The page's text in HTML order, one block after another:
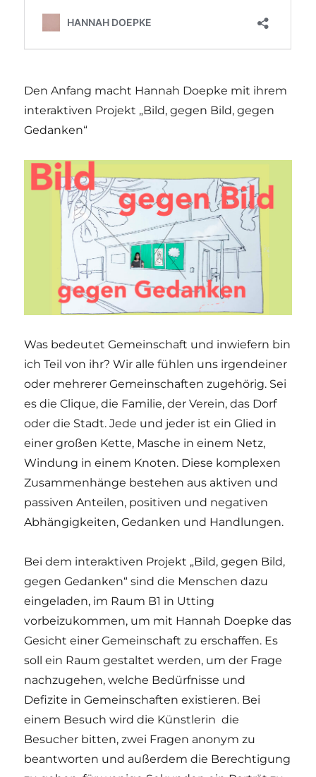
Den Anfang macht Hannah Doepke mit ihrem
interaktiven Projekt „Bild, gegen Bild, gegen
Gedanken“
Was bedeutet Gemeinschaft und inwiefern bin
ich Teil von ihr? Wir alle fühlen uns irgendeiner
oder mehrerer Gemeinschaften zugehörig. Sei
es die Clique, die Familie, der Verein, das Dorf
oder die Stadt. Jede und jeder ist ein Glied in
einer großen Kette, Masche in einem Netz,
Windung in einem Knoten. Diese komplexen
Zusammenhänge bestehen aus aktiven und
passiven Anteilen, positiven und negativen
Abhängigkeiten, Gedanken und Handlungen.
Bei dem interaktiven Projekt „Bild, gegen Bild,
gegen Gedanken“ sind die Menschen dazu
eingeladen, im Raum B1 in Utting
vorbeizukommen, um mit Hannah Doepke das
Gesicht einer Gemeinschaft zu erschaffen. Es
soll ein Raum gestaltet werden, um der Frage
nachzugehen, welche Bedürfnisse und
Defizite in Gemeinschaften existieren. Bei
einem Besuch wird die Künstlerin die
Besucher bitten, zwei Fragen anonym zu
beantworten und außerdem die Berechtigung